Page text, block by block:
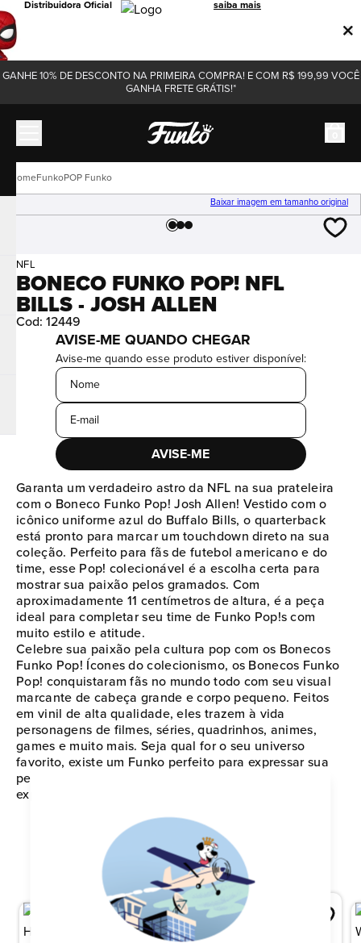
Distribuidora Oficial saiba mais
GANHE 10% DE DESCONTO NA PRIMEIRA COMPRA! E COM R$ 199,99 VOCÊ
GANHA FRETE GRÁTIS!*
FunkoPOP Funko
Baixar imagem em tamanho original
NFL
BONECO FUNKO POP! NFL
BILLS - JOSH ALLEN
Cod: 12449
AVISE-ME QUANDO CHEGAR
Avise-me quando esse produto estiver disponível:
Nome
E-mail
AVISE-ME
Garanta um verdadeiro astro da NFL na sua prateleira
com o Boneco Funko Pop! Josh Allen! Vestido com o
icônico uniforme azul do Buffalo Bills, o quarterback
está pronto para marcar um touchdown direto na sua
coleção. Perfeito para fãs de futebol americano e do
time, esse Pop! colecionável é a escolha certa para
mostrar sua paixão pelos gramados. Com
aproximadamente 11 centímetros de altura, é a peça
ideal para completar seu time de Funko Pop!s com
muito estilo e atitude.
Celebre sua paixão pela cultura pop com os Bonecos
Funko Pop! Ícones do colecionismo, os Bonecos Funko
Pop! conquistaram fãs no mundo todo com seu visual
marcante de cabeça grande e corpo pequeno. Feitos
em vinil de alta qualidade, eles trazem à vida
personagens de filmes, séries, quadrinhos, animes,
games e muito mais. Seja qual for o seu universo
favorito, existe um Funko perfeito para expressar sua
personalidade e paixão pela cultura pop. Comece ou
expanda sua coleção agora mesmo!
QUEM VIU ISTO, TAMBÉM VIU